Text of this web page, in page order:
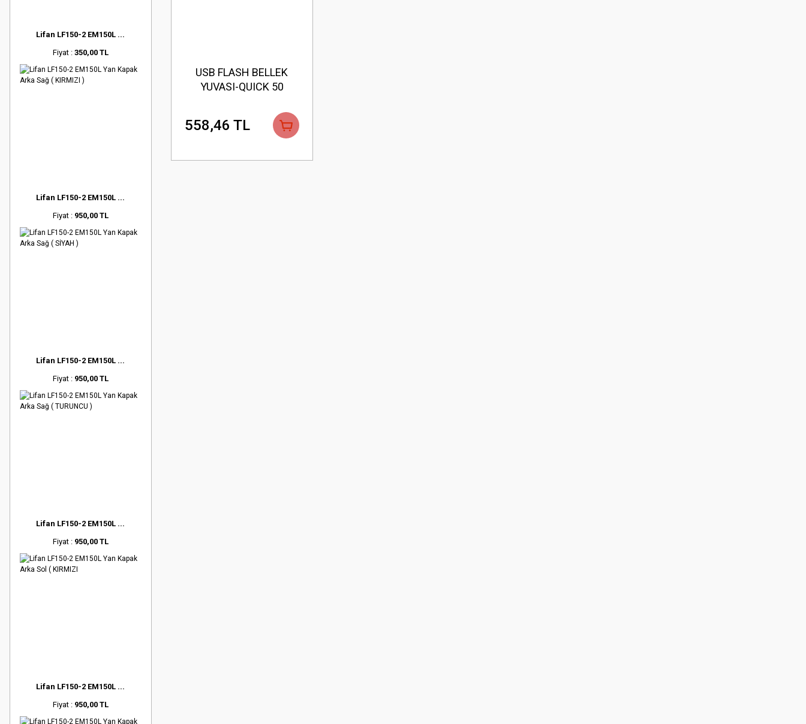
Lifan LF150-2 EM150L ...
Fiyat : 350,00 TL
Lifan LF150-2 EM150L ...
Fiyat : 950,00 TL
Lifan LF150-2 EM150L ...
Fiyat : 950,00 TL
Lifan LF150-2 EM150L ...
Fiyat : 950,00 TL
Lifan LF150-2 EM150L ...
Fiyat : 950,00 TL
USB FLASH BELLEK
YUVASI-QUICK 50
558,46 TL